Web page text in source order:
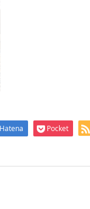
Hatena Pocket